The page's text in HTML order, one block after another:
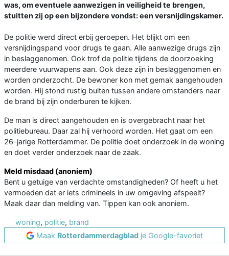
was, om eventuele aanwezigen in veiligheid te brengen,
stuitten zij op een bijzondere vondst: een versnijdingskamer.
De politie werd direct erbij geroepen. Het blijkt om een
versnijdingspand voor drugs te gaan. Alle aanwezige drugs zijn
in beslaggenomen. Ook trof de politie tijdens de doorzoeking
meerdere vuurwapens aan. Ook deze zijn in beslaggenomen en
worden onderzocht. De bewoner kon met gemak aangehouden
worden. Hij stond rustig buiten tussen andere omstanders naar
de brand bij zijn onderburen te kijken.
De man is direct aangehouden en is overgebracht naar het
politiebureau. Daar zal hij verhoord worden. Het gaat om een
26-jarige Rotterdammer. De politie doet onderzoek in de woning
en doet verder onderzoek naar de zaak.
Meld misdaad (anoniem)
Bent u getuige van verdachte omstandigheden? Of heeft u het
vermoeden dat er iets crimineels in uw omgeving afspeelt?
Maak daar dan melding van. Tippen kan ook anoniem.
woning, politie, brand
Maak Rotterdammerdagblad je Google-favoriet